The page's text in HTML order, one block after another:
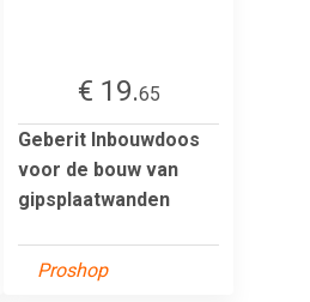
€ 19.65
Geberit Inbouwdoos
voor de bouw van
gipsplaatwanden
Proshop